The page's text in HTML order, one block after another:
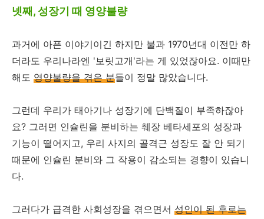
넷째, 성장기 때 영양불량
과거에 아픈 이야기이긴 하지만 불과 1970년대 이전만 하
더라도 우리나라엔 '보릿고개'라는 게 있었잖아요. 이때만
해도 영양불량을 겪은 분들이 정말 많았습니다.
그런데 우리가 태아기나 성장기에 단백질이 부족하잖아
요? 그러면 인슐린을 분비하는 췌장 베타세포의 성장과
기능이 떨어지고, 우리 사지의 골격근 성장도 잘 안 되기
때문에 인슐린 분비와 그 작용이 감소되는 경향이 있습니
다.
그러다가 급격한 사회성장을 겪으면서 성인이 된 후로는